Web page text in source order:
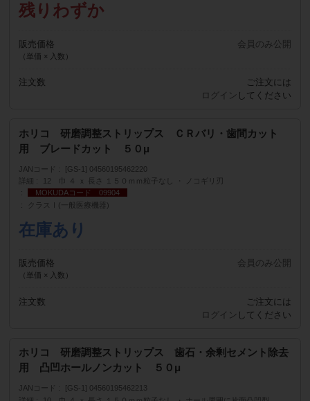
残りわずか
販売価格
（単価 × 入数）
会員のみ公開
注文数
ご注文には
ログイン してください
ホリコ 研磨調整ストリップス ＣＲバリ・歯間カット
用 ブレードカット ５０μ
JANコード
[GS-1] 04560195462220
詳細
12 巾 ４ ｘ 長さ １５０ｍｍ粒子なし ・ ノコギリ刃
MOKUDAコード 09904
クラスⅠ(一般医療機器)
在庫あり
販売価格
（単価 × 入数）
会員のみ公開
注文数
ご注文には
ログイン してください
ホリコ 研磨調整ストリップス 歯石・余剰セメント除去
用 凸凹ホールノンカット ５０μ
JANコード
[GS-1] 04560195462213